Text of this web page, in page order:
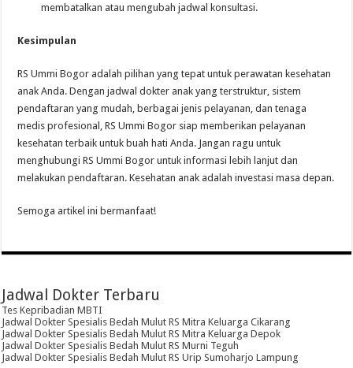
membatalkan atau mengubah jadwal konsultasi.
Kesimpulan
RS Ummi Bogor adalah pilihan yang tepat untuk perawatan kesehatan
anak Anda. Dengan jadwal dokter anak yang terstruktur, sistem
pendaftaran yang mudah, berbagai jenis pelayanan, dan tenaga
medis profesional, RS Ummi Bogor siap memberikan pelayanan
kesehatan terbaik untuk buah hati Anda. Jangan ragu untuk
menghubungi RS Ummi Bogor untuk informasi lebih lanjut dan
melakukan pendaftaran. Kesehatan anak adalah investasi masa depan.
Semoga artikel ini bermanfaat!
Jadwal Dokter Terbaru
Tes Kepribadian MBTI
Jadwal Dokter Spesialis Bedah Mulut RS Mitra Keluarga Cikarang
Jadwal Dokter Spesialis Bedah Mulut RS Mitra Keluarga Depok
Jadwal Dokter Spesialis Bedah Mulut RS Murni Teguh
Jadwal Dokter Spesialis Bedah Mulut RS Urip Sumoharjo Lampung